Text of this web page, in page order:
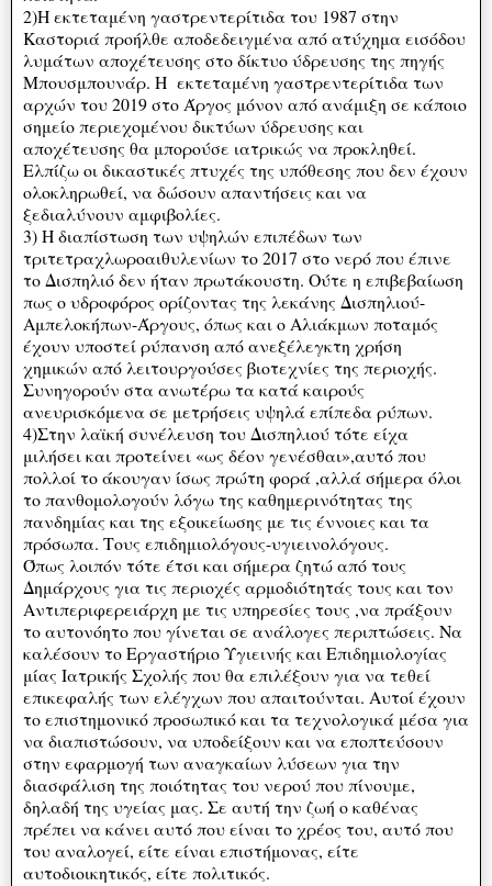
2)Η εκτεταμένη γαστρεντερίτιδα του 1987 στην
Καστοριά προήλθε αποδεδειγμένα από ατύχημα εισόδου
λυμάτων αποχέτευσης στο δίκτυο ύδρευσης της πηγής
Μπουσμπουνάρ. Η εκτεταμένη γαστρεντερίτιδα των
αρχών του 2019 στο Άργος μόνον από ανάμιξη σε κάποιο
σημείο περιεχομένου δικτύων ύδρευσης και
αποχέτευσης θα μπορούσε ιατρικώς να προκληθεί.
Ελπίζω οι δικαστικές πτυχές της υπόθεσης που δεν έχουν
ολοκληρωθεί, να δώσουν απαντήσεις και να
ξεδιαλύνουν αμφιβολίες.
3) Η διαπίστωση των υψηλών επιπέδων των
τριτετραχλωροαιθυλενίων το 2017 στο νερό που έπινε
το Δισπηλιό δεν ήταν πρωτάκουστη. Ούτε η επιβεβαίωση
πως ο υδροφόρος ορίζοντας της λεκάνης Δισπηλιού-
Αμπελοκήπων-Άργους, όπως και ο Αλιάκμων ποταμός
έχουν υποστεί ρύπανση από ανεξέλεγκτη χρήση
χημικών από λειτουργούσες βιοτεχνίες της περιοχής.
Συνηγορούν στα ανωτέρω τα κατά καιρούς
ανευρισκόμενα σε μετρήσεις υψηλά επίπεδα ρύπων.
4)Στην λαϊκή συνέλευση του Δισπηλιού τότε είχα
μιλήσει και προτείνει «ως δέον γενέσθαι»,αυτό που
πολλοί το άκουγαν ίσως πρώτη φορά ,αλλά σήμερα όλοι
το πανθομολογούν λόγω της καθημερινότητας της
πανδημίας και της εξοικείωσης με τις έννοιες και τα
πρόσωπα. Τους επιδημιολόγους-υγιεινολόγους.
Όπως λοιπόν τότε έτσι και σήμερα ζητώ από τους
Δημάρχους για τις περιοχές αρμοδιότητάς τους και τον
Αντιπεριφερειάρχη με τις υπηρεσίες τους ,να πράξουν
το αυτονόητο που γίνεται σε ανάλογες περιπτώσεις. Να
καλέσουν το Εργαστήριο Υγιεινής και Επιδημιολογίας
μίας Ιατρικής Σχολής που θα επιλέξουν για να τεθεί
επικεφαλής των ελέγχων που απαιτούνται. Αυτοί έχουν
το επιστημονικό προσωπικό και τα τεχνολογικά μέσα για
να διαπιστώσουν, να υποδείξουν και να εποπτεύσουν
στην εφαρμογή των αναγκαίων λύσεων για την
διασφάλιση της ποιότητας του νερού που πίνουμε,
δηλαδή της υγείας μας. Σε αυτή την ζωή ο καθένας
πρέπει να κάνει αυτό που είναι το χρέος του, αυτό που
του αναλογεί, είτε είναι επιστήμονας, είτε
αυτοδιοικητικός, είτε πολιτικός.